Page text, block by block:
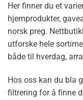
Her finner du et
hjemprodukter,
norsk preg.
utforske hele
både til hverdag,
Hos oss kan du bla
filtrering for å finne